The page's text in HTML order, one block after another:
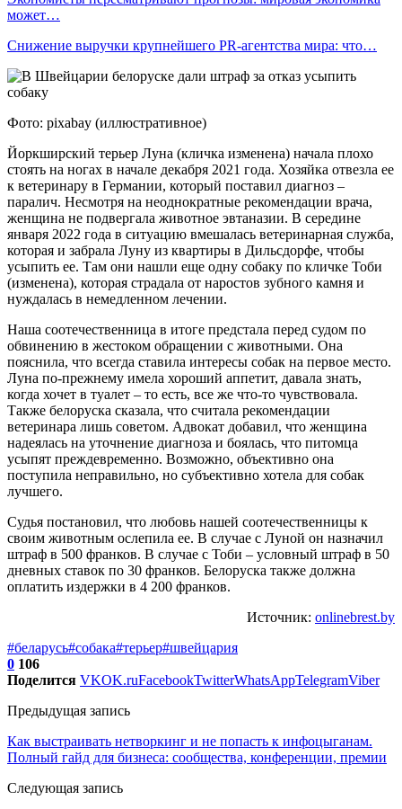
может…
Снижение выручки крупнейшего PR-агентства мира: что…
Фото: pixabay (иллюстративное)
Йоркширский терьер Луна (кличка изменена) начала плохо
стоять на ногах в начале декабря 2021 года. Хозяйка отвезла ее
к ветеринару в Германии, который поставил диагноз –
паралич. Несмотря на неоднократные рекомендации врача,
женщина не подвергала животное эвтаназии. В середине
января 2022 года в ситуацию вмешалась ветеринарная служба,
которая и забрала Луну из квартиры в Дильсдорфе, чтобы
усыпить ее. Там они нашли еще одну собаку по кличке Тоби
(изменена), которая страдала от наростов зубного камня и
нуждалась в немедленном лечении.
Наша соотечественница в итоге предстала перед судом по
обвинению в жестоком обращении с животными. Она
пояснила, что всегда ставила интересы собак на первое место.
Луна по-прежнему имела хороший аппетит, давала знать,
когда хочет в туалет – то есть, все же что-то чувствовала.
Также белоруска сказала, что считала рекомендации
ветеринара лишь советом. Адвокат добавил, что женщина
надеялась на уточнение диагноза и боялась, что питомца
усыпят преждевременно. Возможно, объективно она
поступила неправильно, но субъективно хотела для собак
лучшего.
Судья постановил, что любовь нашей соотечественницы к
своим животным ослепила ее. В случае с Луной он назначил
штраф в 500 франков. В случае с Тоби – условный штраф в 50
дневных ставок по 30 франков. Белоруска также должна
оплатить издержки в 4 200 франков.
Источник: onlinebrest.by
#беларусь#собака#терьер#швейцария
0 106
Поделится VKOK.ruFacebookTwitterWhatsAppTelegramViber
Предыдущая запись
Как выстраивать нетворкинг и не попасть к инфоцыганам.
Полный гайд для бизнеса: сообщества, конференции, премии
Следующая запись